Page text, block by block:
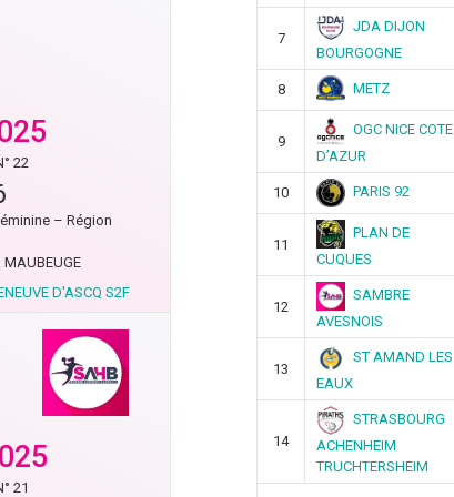
22
– Région
MAUBEUGE
D'ASCQ S2F
21
7
JDA DIJON
BOURGOGNE
8 METZ
9
OGC NICE COTE
D’AZUR
10 PARIS 92
11
PLAN DE
CUQUES
12
SAMBRE
AVESNOIS
13
ST AMAND LES
EAUX
14
STRASBOURG
ACHENHEIM
TRUCHTERSHEIM